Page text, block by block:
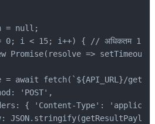
= null;
0; i < 15; i++) { // अधिकतम 15
Promise(resolve =>
= await fetch(`${API_URL}/
'POST',
{ 'Content-Type':